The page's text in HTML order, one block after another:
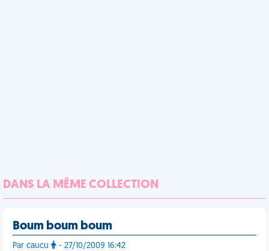
DANS LA MÊME COLLECTION
Boum boum boum
Par caucu - 27/10/2009 16:42